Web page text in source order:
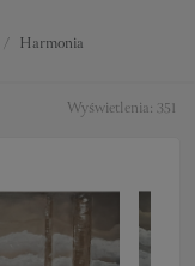
Harmonia
Wyświetlenia: 351